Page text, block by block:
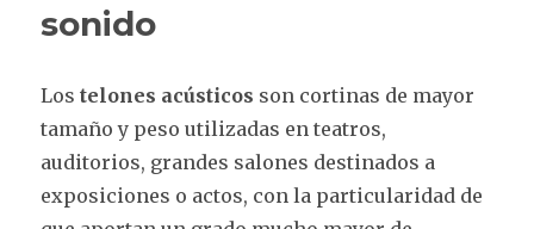
sonido
Lostelones acústicos son cortinas de mayor
tamaño y peso utilizadas en teatros,
auditorios, grandes salones destinados a
exposiciones o actos, con la particularidad de